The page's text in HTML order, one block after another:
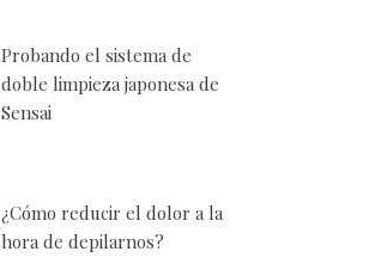
Probando el sistema de
doble limpieza japonesa de
Sensai
¿Cómo reducir el dolor a la
hora de depilarnos?